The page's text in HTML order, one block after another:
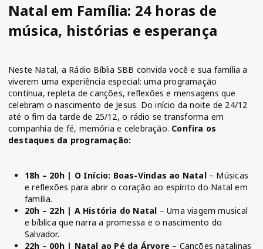
Natal em Família: 24 horas de
música, histórias e esperança
Neste Natal, a Rádio Bíblia SBB convida você e sua família a
viverem uma experiência especial: uma programação
contínua, repleta de canções, reflexões e mensagens que
celebram o nascimento de Jesus. Do início da noite de 24/12
até o fim da tarde de 25/12, o rádio se transforma em
companhia de fé, memória e celebração. Confira os
destaques da programação:
18h – 20h | O Início: Boas-Vindas ao Natal– Músicas
e reflexões para abrir o coração ao espírito do Natal em
família.
20h – 22h | A História do Natal – Uma viagem musical
e bíblica que narra a promessa e o nascimento do
Salvador.
22h – 00h | Natal ao Pé da Árvore – Canções natalinas